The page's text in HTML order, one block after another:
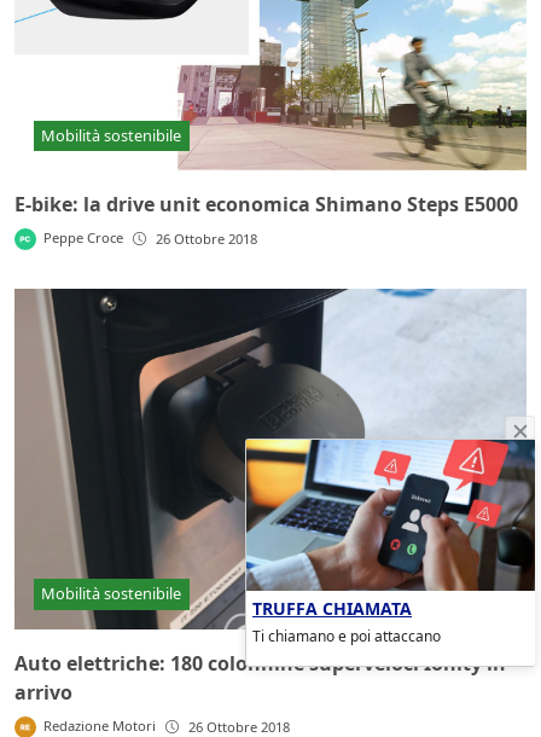
Mobilità sostenibile
E-bike: la drive unit economica Shimano Steps E5000
Peppe Croce 26 Ottobre 2018
Mobilità sostenibile
Auto elettriche: 180 colonnine superveloci Ionity in
arrivo
Redazione Motori 26 Ottobre 2018
TRUFFA CHIAMATA
Ti chiamano e poi attaccano